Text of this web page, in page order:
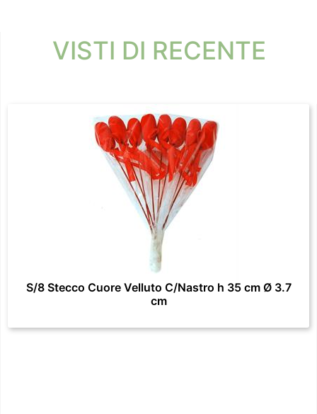
VISTI DI RECENTE
S/8 Stecco Cuore Velluto C/Nastro h 35 cm Ø 3.7
cm